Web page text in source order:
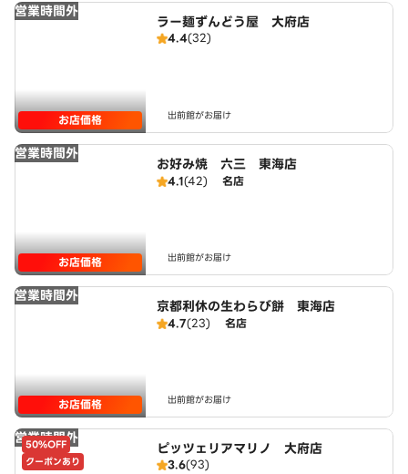
営業時間外
お店価格
ラー麺ずんどう屋 大府店
4.4(32)
出前館がお届け
営業時間外
お店価格
お好み焼 六三 東海店
4.1(42) 名店
出前館がお届け
営業時間外
お店価格
京都利休の生わらび餅 東海店
4.7(23) 名店
出前館がお届け
営業時間外
50%OFF
クーポンあり
ピッツェリアマリノ 大府店
3.6(93)